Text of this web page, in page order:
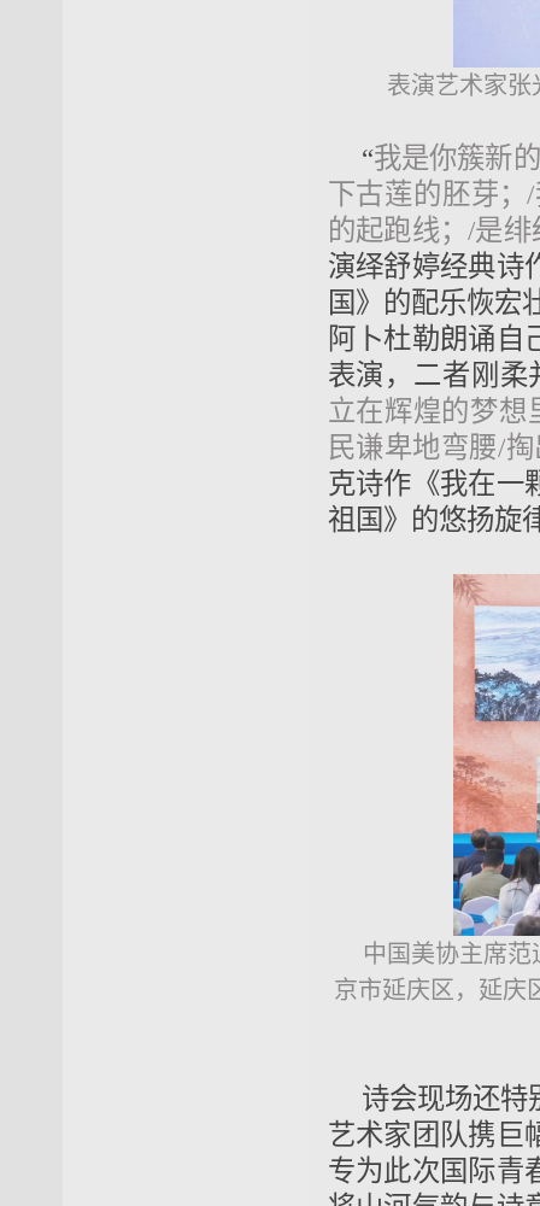
表演艺术家
“我是你簇新
下古莲的胚芽；
的起跑线；/是
演绎舒婷经典诗
国》的配乐恢宏
阿卜杜勒朗诵自
表演，二者刚柔
立在辉煌的梦想
民谦卑地弯腰/
克诗作《我在一
祖国》的悠扬旋
中国美协主席
京市延庆区，延庆
诗会现场还特
艺术家团队携巨
专为此次国际青